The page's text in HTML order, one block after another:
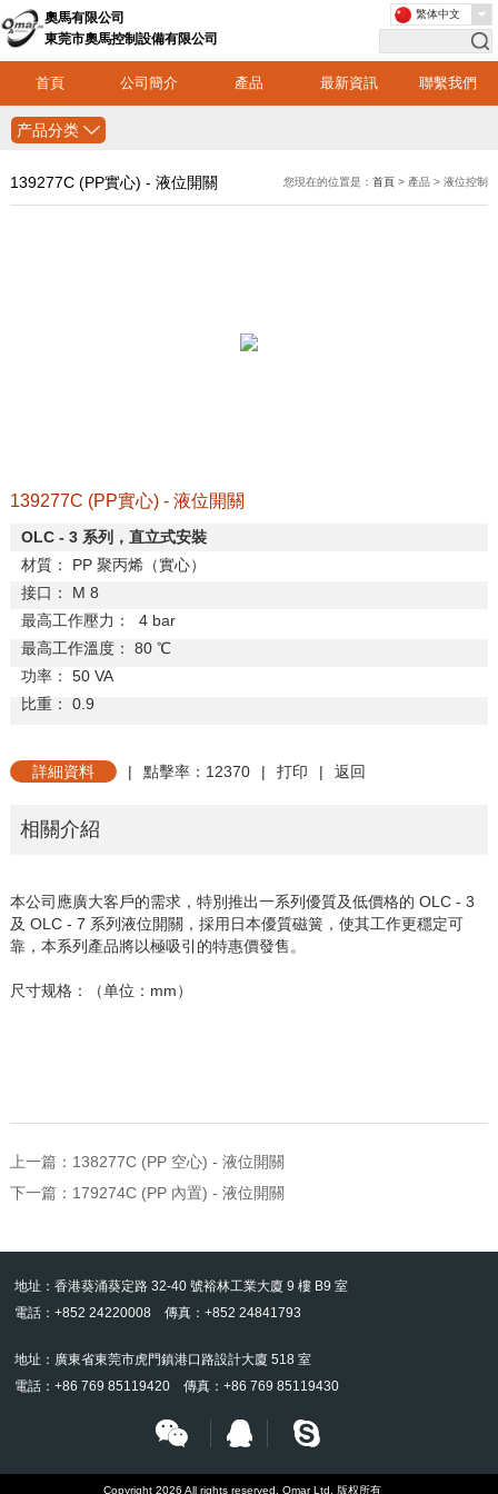
奧馬有限公司
東莞市奧馬控制設備有限公司
首頁 公司簡介 產品 最新資訊 聯繫我們
繁体中文
产品分类
139277C (PP實心) - 液位開關 您現在的位置是：首頁 > 產品 > 液位控制
139277C (PP實心) - 液位開關
OLC - 3 系列，直立式安裝
材質： PP 聚丙烯（實心）
接口：
M 8
最高工作壓力：
4 bar
最高工作溫度：
80 ℃
功率：
50 VA
比重： 0.9
詳細資料 | 點擊率：12370 | 打印 | 返回
相關介紹
本公司應廣大客戶的需求，特別推出一系列優質及低價格的 OLC - 3
及 OLC - 7 系列液位開關，採用日本優質磁簧，使其工作更穩定可
靠，本系列產品將以極吸引的特惠價發售。
尺寸规格：（单位： mm）
上一篇： 138277C (PP 空心) - 液位開關
下一篇： 179274C (PP 內置) - 液位開關
地址：香港葵涌葵定路 32-40 號裕林工業大廈 9 樓 B9 室
電話：+852 24220008 傳真：+852 24841793
地址：廣東省東莞市虎門鎮港口路設計大廈 518 室
電話：+86 769 85119420 傳真：+86 769 85119430
Copyright 2026 All rights reserved. Omar Ltd. 版权所有